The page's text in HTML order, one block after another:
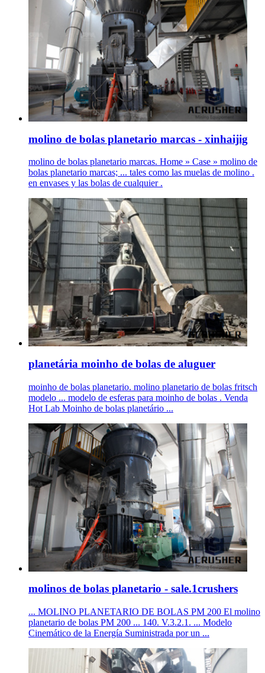
molino de bolas planetario marcas - xinhaijig
molino de bolas planetario marcas. Home » Case » molino de
bolas planetario marcas; ... tales como las muelas de molino .
en envases y las bolas de cualquier .
planetária moinho de bolas de aluguer
moinho de bolas planetario. molino planetario de bolas fritsch
modelo ... modelo de esferas para moinho de bolas . Venda
Hot Lab Moinho de bolas planetário ...
molinos de bolas planetario - sale.1crushers
... MOLINO PLANETARIO DE BOLAS PM 200 El molino
planetario de bolas PM 200 ... 140. V.3.2.1. ... Modelo
Cinemático de la Energía Suministrada por un ...